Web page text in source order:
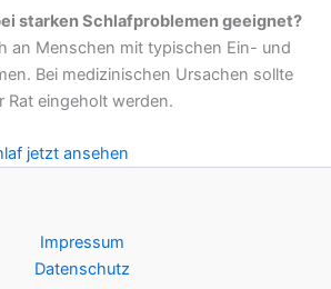
starken Schlafproblemen geeignet?
an Menschen mit typischen Ein- und
Bei medizinischen Ursachen sollte
Rat eingeholt werden.
jetzt ansehen
Impressum
Datenschutz